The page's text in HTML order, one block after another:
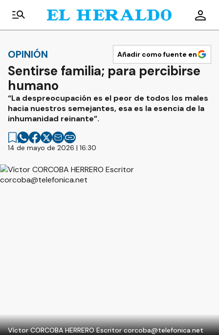
OPINIÓN Añadir como fuente en
Sentirse familia; para percibirse
humano
“La despreocupación es el peor de todos los males
hacia nuestros semejantes, esa es la esencia de la
inhumanidad reinante”.
14 de mayo de 2026 | 16:30
Víctor CORCOBA HERRERO Escritorcorcoba@telefonica.net